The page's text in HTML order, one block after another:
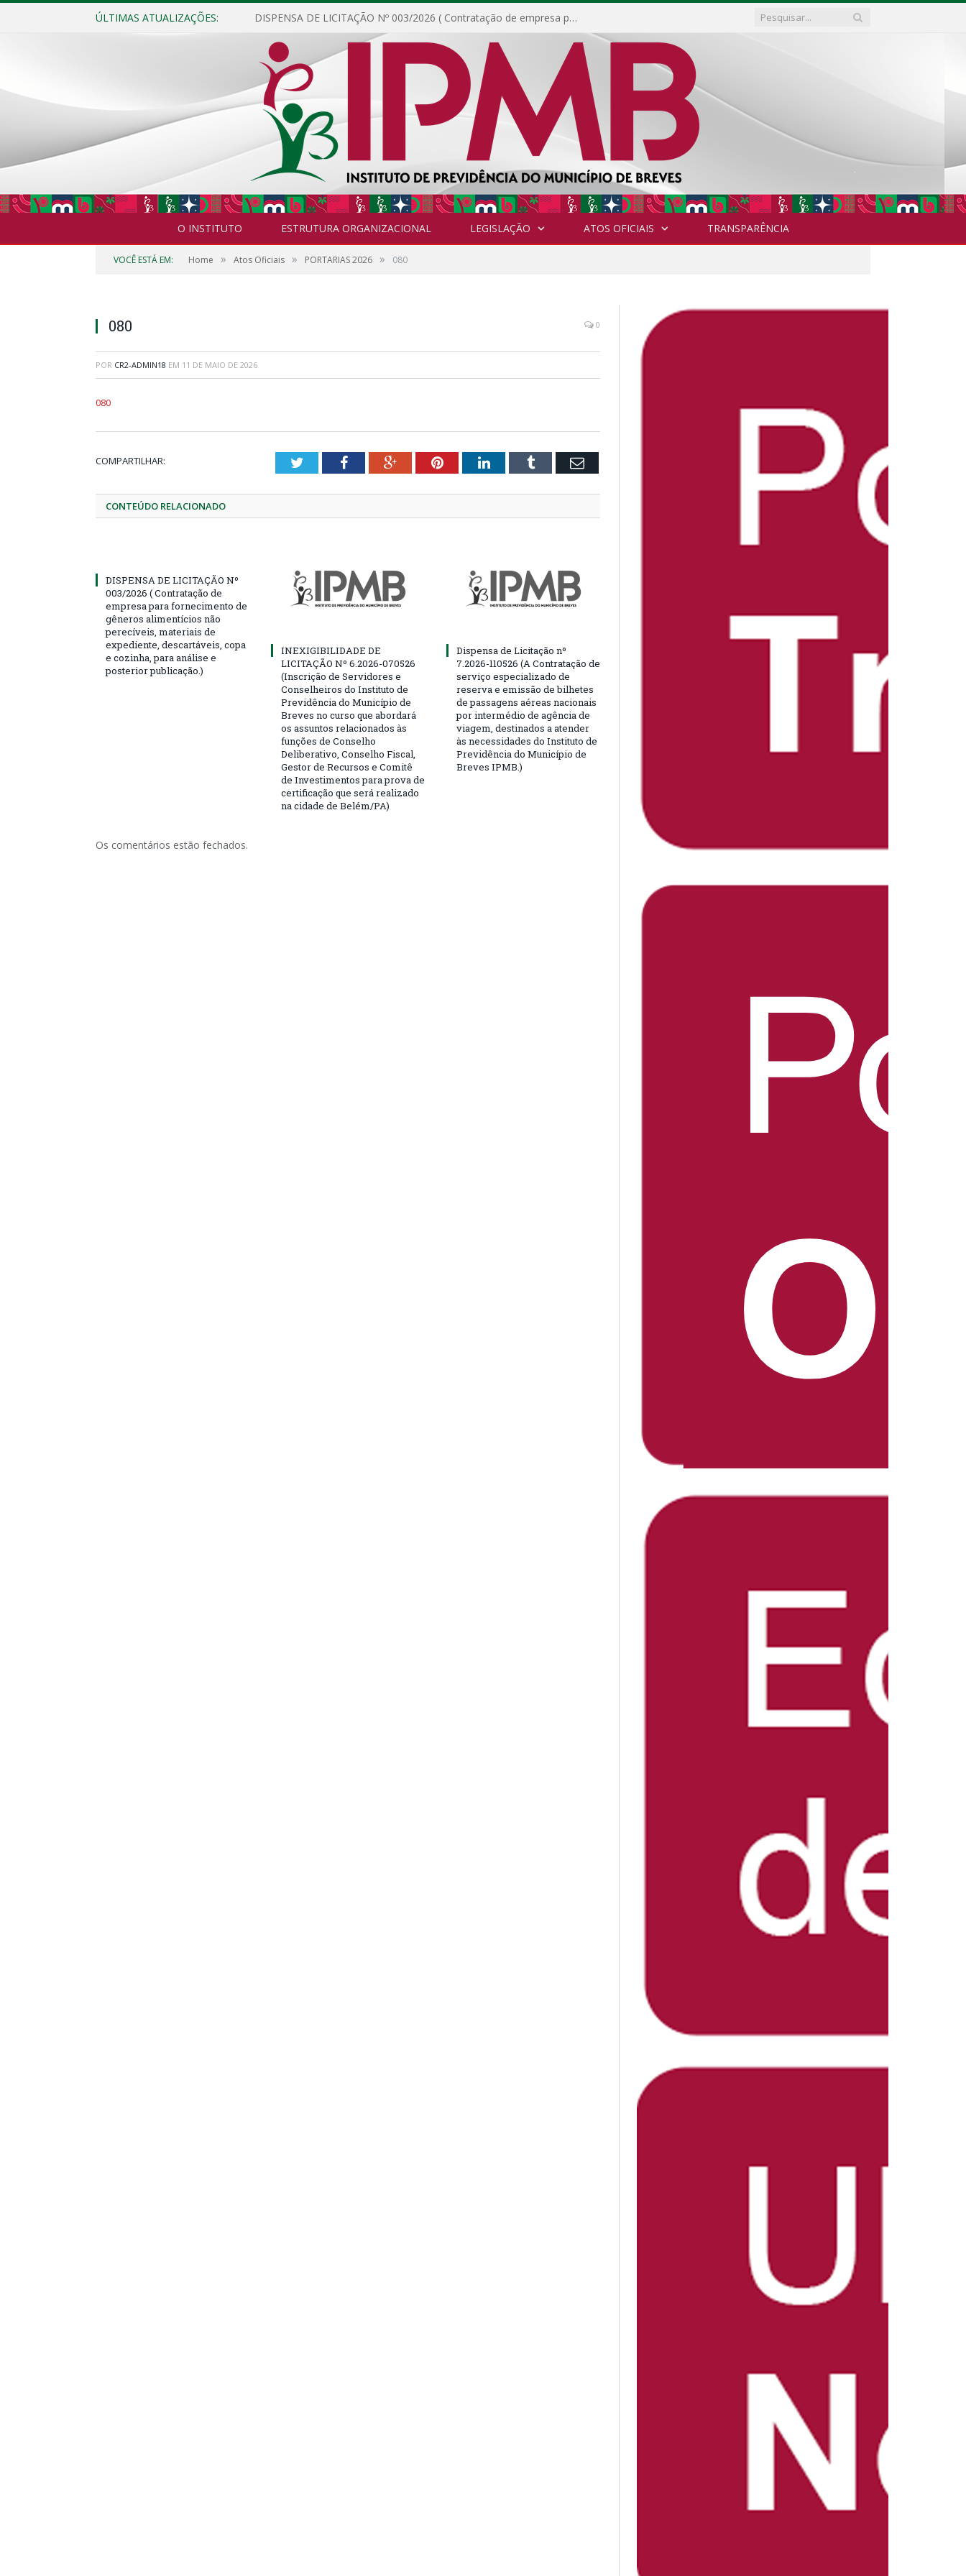
ÚLTIMAS ATUALIZAÇÕES: DISPENSA DE LICITAÇÃO Nº 003/2026 ( Contratação de empresa para fornecimento de gêneros alimentícios não perecíveis, materiais de expediente, descartáveis, copa e cozinha, para análise e posterior publicação.)
O INSTITUTO ESTRUTURA ORGANIZACIONAL LEGISLAÇÃO ATOS OFICIAIS TRANSPARÊNCIA
VOCÊ ESTÁ EM: Home » Atos Oficiais » PORTARIAS 2026 » 080
080 0
POR CR2-ADMIN18 EM 11 DE MAIO DE 2026
080
COMPARTILHAR: TwitterFacebookGoogle+PinterestLinkedInTumblr Email
CONTEÚDO RELACIONADO
DISPENSA DE LICITAÇÃO Nº
003/2026 ( Contratação de
empresa para fornecimento de
gêneros alimentícios não
perecíveis, materiais de
expediente, descartáveis, copa
e cozinha, para análise e
posterior publicação.)
INEXIGIBILIDADE DE
LICITAÇÃO Nº 6.2026-070526
(Inscrição de Servidores e
Conselheiros do Instituto de
Previdência do Município de
Breves no curso que abordará
os assuntos relacionados às
funções de Conselho
Deliberativo, Conselho Fiscal,
Gestor de Recursos e Comitê
de Investimentos para prova de
certificação que será realizado
na cidade de Belém/PA)
Dispensa de Licitação nº
7.2026-110526 (A Contratação de
serviço especializado de
reserva e emissão de bilhetes
de passagens aéreas nacionais
por intermédio de agência de
viagem, destinados a atender
às necessidades do Instituto de
Previdência do Município de
Breves IPMB.)
Os comentários estão fechados.